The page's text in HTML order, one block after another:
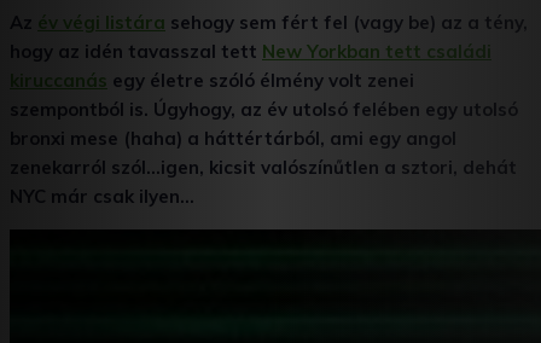
Az év végi listára sehogy sem fért fel (vagy be) az a tény,
hogy az idén tavasszal tett New Yorkban tett családi
kiruccanás egy életre szóló élmény volt zenei
szempontból is. Úgyhogy, az év utolsó felében egy utolsó
bronxi mese (haha) a háttértárból, ami egy angol
zenekarról szól…igen, kicsit valószínűtlen a sztori, dehát
NYC már csak ilyen…